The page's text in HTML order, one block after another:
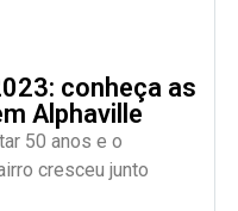
conheça as
Alphaville
50 anos e o
cresceu junto